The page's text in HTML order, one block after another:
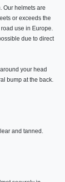
Our helmets are
or exceeds the
use in Europe.
due to direct
your head
bump at the back.
and tanned.